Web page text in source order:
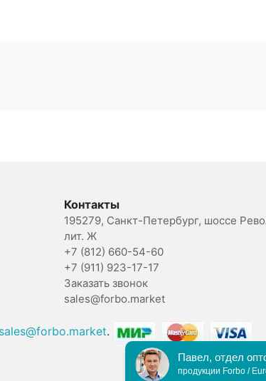
Контакты
195279, Санкт-Петербург, шоссе
лит. Ж
+7 (812) 660-54-60
+7 (911) 923-17-17
Заказать звонок
sales@forbo.market
sales@forbo.market.
Павел, отдел
продукции Forbo /